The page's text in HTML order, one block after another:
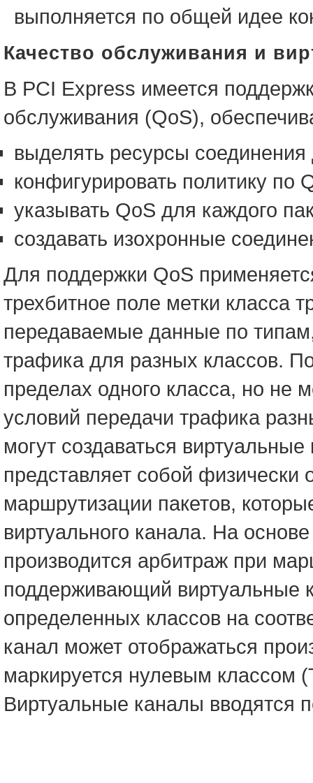
выполняется по общей идее
Качество обслуживания и
В PCI Express имеется
обслуживания (QoS),
выделять ресурсы
конфигурировать политику по
указывать QoS для каждого
создавать изохронные
Для поддержки QoS
трехбитное поле метки класса
передаваемые данные по
трафика для разных классов.
пределах одного класса, но
условий передачи трафика
могут создаваться
представляет собой
маршрутизации пакетов,
виртуального канала. На
производится арбитраж при
поддерживающий виртуальные
определенных классов на
канал может отображаться
маркируется нулевым классом
Виртуальные каналы вводятся